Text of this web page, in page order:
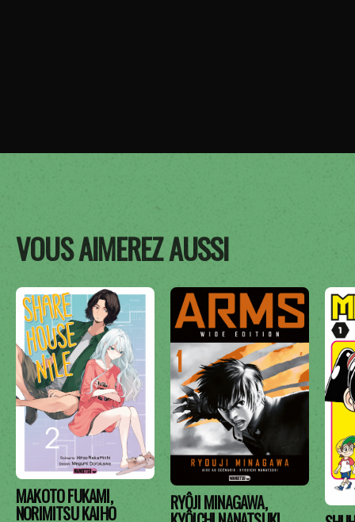
VOUS AIMEREZ AUSSI
MAKOTO FUKAMI,
NORIMITSU KAIHO RYÔJI MINAGAWA,